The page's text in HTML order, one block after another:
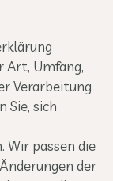
Art, Umfang,
Verarbeitung
Sie, sich
Wir passen die
der